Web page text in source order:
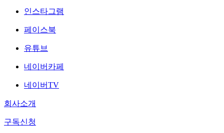
인스타그램
페이스북
유튜브
네이버카페
네이버TV
회사소개
구독신청